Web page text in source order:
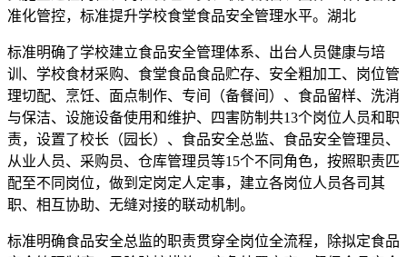
准化管控，标准提升学校食堂食品安全管理水平。湖北
标准明确了学校建立食品安全管理体系、出台人员健康与培
训、学校食材采购、食堂食品食品贮存、安全粗加工、岗位管
理切配、烹饪、面点制作、专间（备餐间）、食品留样、洗消
与保洁、设施设备使用和维护、四害防制共13个岗位人员和职
责，设置了校长（园长）、食品安全总监、食品安全管理员、
从业人员、采购员、仓库管理员等15个不同角色，按照职责匹
配至不同岗位，做到定岗定人定事，建立各岗位人员各司其
职、相互协助、无缝对接的联动机制。
标准明确食品安全总监的职责贯穿全岗位全流程，除拟定食品